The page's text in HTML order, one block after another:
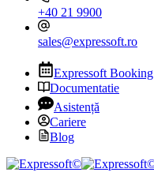
+40 21 9900
sales@expressoft.ro
Expressoft Booking
Documentatie
Asistență
Cariere
Blog